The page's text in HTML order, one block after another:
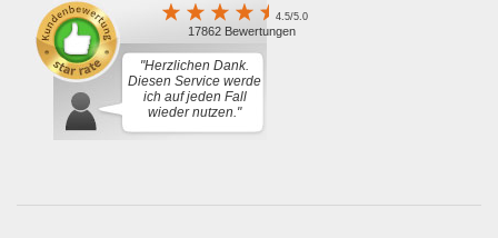
4.5/5.0
17862 Bewertungen
"Herzlichen Dank.
Diesen Service werde
ich auf jeden Fall
wieder nutzen."